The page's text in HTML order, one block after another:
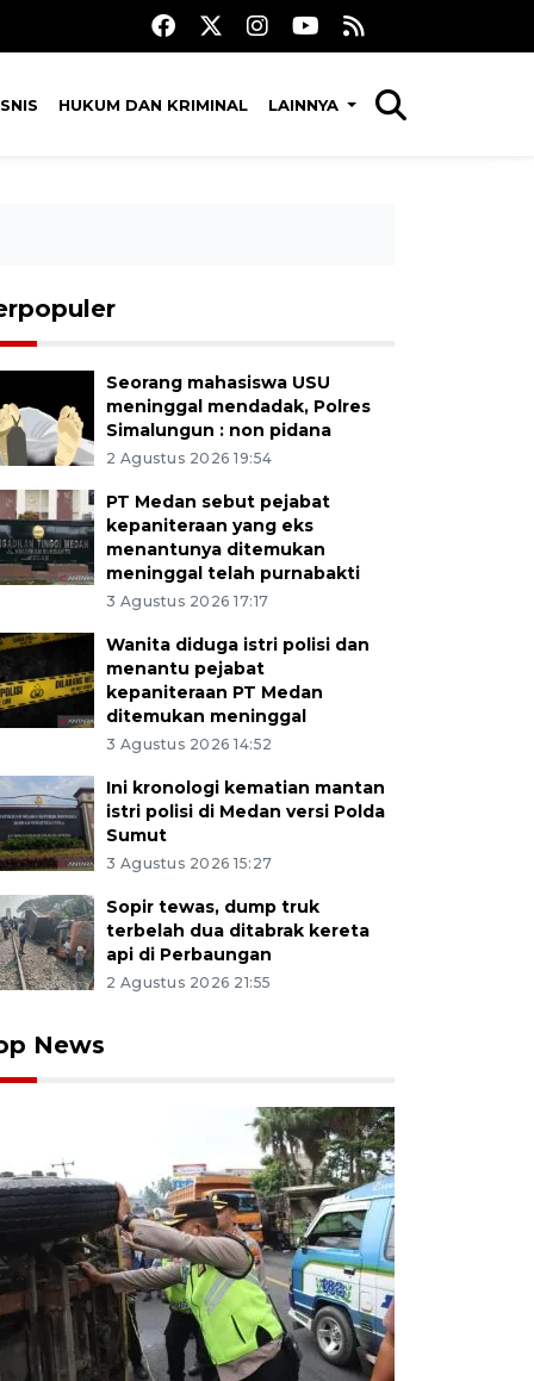
HUKUM DAN KRIMINAL LAINNYA
Seorang mahasiswa USU
meninggal mendadak, Polres
Simalungun : non pidana
2 Agustus 2026 19:54
PT Medan sebut pejabat
kepaniteraan yang eks
menantunya ditemukan
meninggal telah purnabakti
3 Agustus 2026 17:17
Wanita diduga istri polisi dan
menantu pejabat
kepaniteraan PT Medan
ditemukan meninggal
3 Agustus 2026 14:52
Ini kronologi kematian mantan
istri polisi di Medan versi Polda
Sumut
3 Agustus 2026 15:27
Sopir tewas, dump truk
terbelah dua ditabrak kereta
api di Perbaungan
2 Agustus 2026 21:55
News